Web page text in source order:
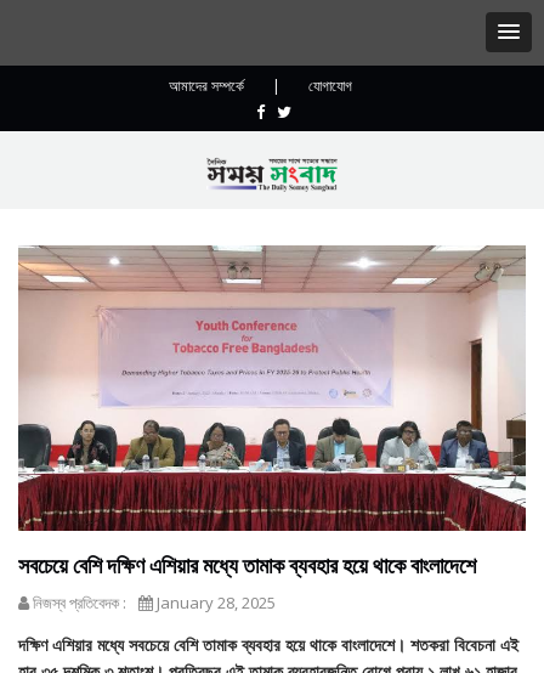
আমাদের সম্পর্কে | যোগাযোগ
সবচেয়ে বেশি দক্ষিণ এশিয়ার মধ্যে তামাক ব্যবহার হয়ে থাকে বাংলাদেশে
নিজস্ব প্রতিবেদক : January 28, 2025
দক্ষিণ এশিয়ার মধ্যে সবচেয়ে বেশি তামাক ব্যবহার হয়ে থাকে বাংলাদেশে। শতকরা বিবেচনা এই